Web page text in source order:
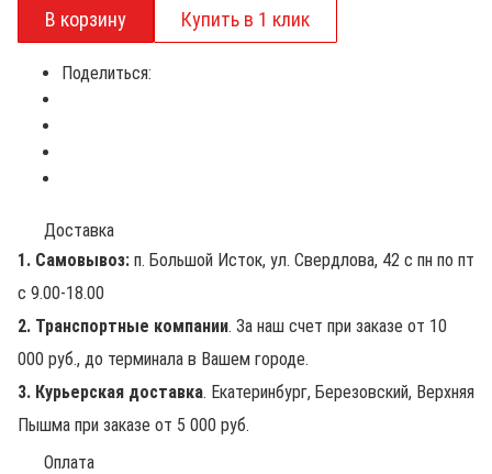
Поделиться:
Доставка
1. Самовывоз: п. Большой Исток, ул. Свердлова, 42 с пн по пт
с 9.00-18.00
2. Транспортные компании. За наш счет при заказе от 10
000 руб., до терминала в Вашем городе.
3. Курьерская доставка. Екатеринбург, Березовский, Верхняя
Пышма при заказе от 5 000 руб.
Оплата